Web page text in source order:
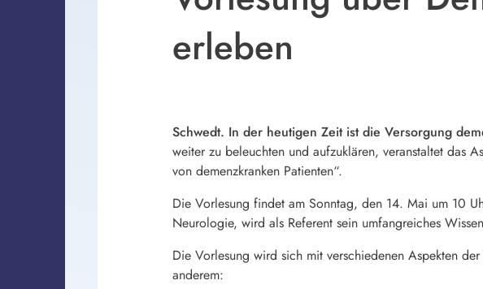
erleben
Schwedt. In der heutigen Zeit ist die Versorgung
weiter zu beleuchten und aufzuklären, veranstaltet das
von demenzkranken Patienten“.
Die Vorlesung findet am Sonntag, den 14. Mai um 10
Neurologie, wird als Referent sein umfangreiches
Die Vorlesung wird sich mit verschiedenen Aspekten
anderem: